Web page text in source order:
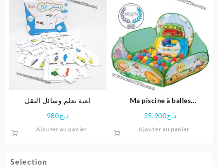
Selection
لعبة تعلم وسائل النقل
د.ج980
Ajouter au panier
Ma piscine à balles
د.ج25,900
Ajouter au panier